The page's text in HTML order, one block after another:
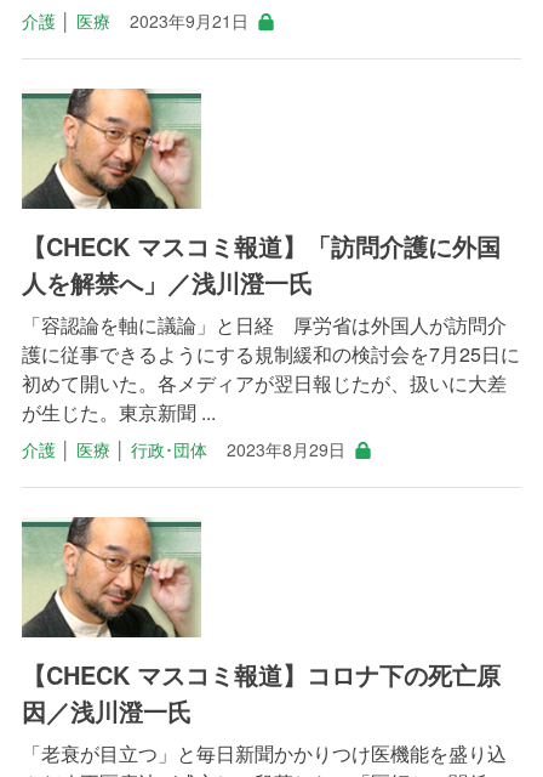
介護│ 医療 2023年9月21日
【CHECK マスコミ報道】「訪問介護に外国
人を解禁へ」／浅川澄一氏
「容認論を軸に議論」と日経 厚労省は外国人が訪問介
護に従事できるようにする規制緩和の検討会を7月25日に
初めて開いた。各メディアが翌日報じたが、扱いに大差
が生じた。東京新聞 ...
介護│ 医療 行政･団体 2023年8月29日
【CHECK マスコミ報道】コロナ下の死亡原
因／浅川澄一氏
「老衰が目立つ」と毎日新聞かかりつけ医機能を盛り込